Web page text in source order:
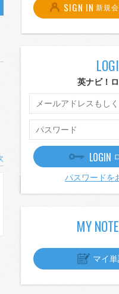
SIGN IN 新規
英ナビ！
LOGIN
パスワードを
MY
マイ